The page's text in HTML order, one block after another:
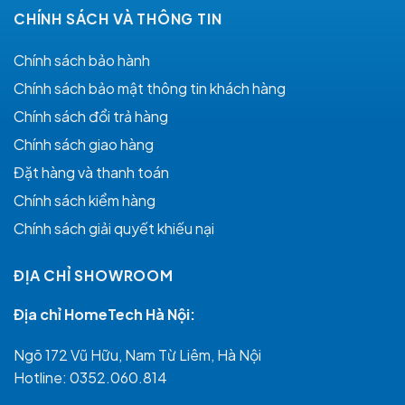
CHÍNH SÁCH VÀ THÔNG TIN
Chính sách bảo hành
Chính sách bảo mật thông tin khách hàng
Chính sách đổi trả hàng
Chính sách giao hàng
Đặt hàng và thanh toán
Chính sách kiểm hàng
Chính sách giải quyết khiếu nại
ĐỊA CHỈ SHOWROOM
Địa chỉ HomeTech Hà Nội:
Ngõ 172 Vũ Hữu, Nam Từ Liêm, Hà Nội
Hotline: 0352.060.814